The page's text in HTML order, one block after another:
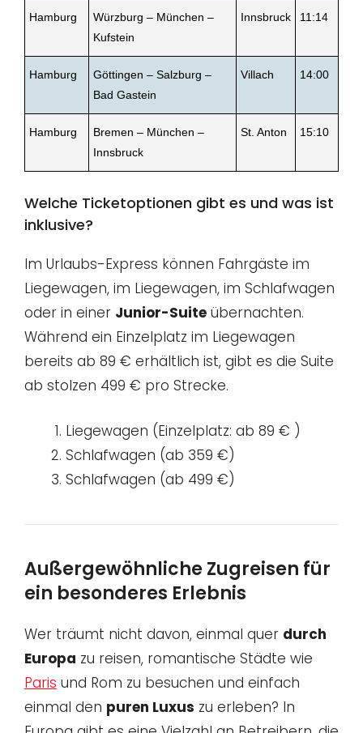
Hamburg
Würzburg – München –
Kufstein
Innsbruck 11:14
Hamburg
Göttingen – Salzburg –
Bad Gastein
Villach 14:00
Hamburg
Bremen – München –
Innsbruck
St. Anton 15:10
Welche Ticketoptionen gibt es und was ist
inklusive?
Im Urlaubs-Express können Fahrgäste im
Liegewagen, im Liegewagen, im Schlafwagen
oder in einer Junior-Suite übernachten.
Während ein Einzelplatz im Liegewagen
bereits ab 89 € erhältlich ist, gibt es die Suite
ab stolzen 499 € pro Strecke.
Liegewagen (Einzelplatz: ab 89 € )
Schlafwagen (ab 359 €)
Schlafwagen (ab 499 €)
Außergewöhnliche Zugreisen für
ein besonderes Erlebnis
Wer träumt nicht davon, einmal quer durch
Europa zu reisen, romantische Städte wie
Paris und Rom zu besuchen und einfach
einmal den puren Luxus zu erleben? In